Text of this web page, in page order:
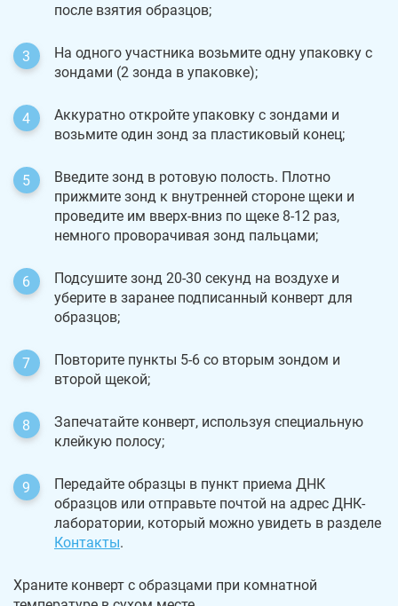
после взятия образцов;
На одного участника возьмите одну упаковку с
зондами (2 зонда в упаковке);
Аккуратно откройте упаковку с зондами и
возьмите один зонд за пластиковый конец;
Введите зонд в ротовую полость. Плотно
прижмите зонд к внутренней стороне щеки и
проведите им вверх-вниз по щеке 8-12 раз,
немного проворачивая зонд пальцами;
Подсушите зонд 20-30 секунд на воздухе и
уберите в заранее подписанный конверт для
образцов;
Повторите пункты 5-6 со вторым зондом и
второй щекой;
Запечатайте конверт, используя специальную
клейкую полосу;
Передайте образцы в пункт приема ДНК
образцов или отправьте почтой на адрес ДНК-
лаборатории, который можно увидеть в разделе
Контакты.
Храните конверт с образцами при комнатной